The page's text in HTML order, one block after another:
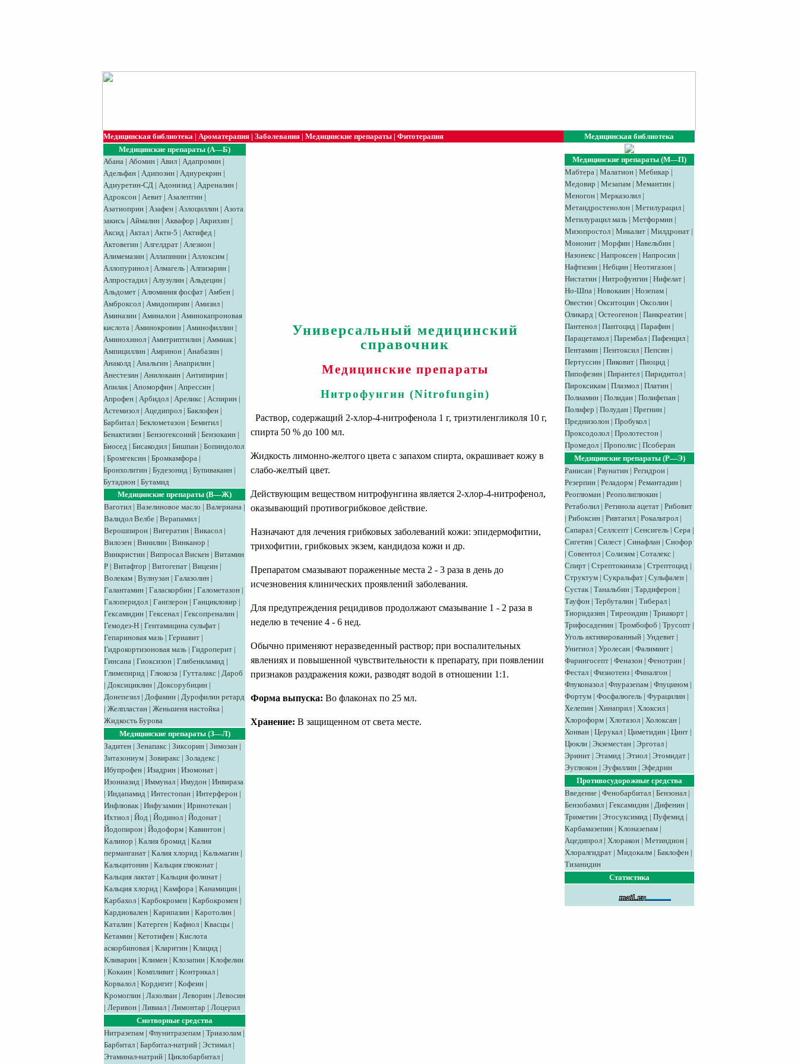
Медицинская библиотека | Ароматерапия | Заболевания | Медицинские препараты | Фитотерапия
Медицинская библиотека
Медицинские препараты (А—Б)
Абана | Абомин | Авил | Адапромин |
Адельфан | Адипозин | Адиурекрин |
Адиуретин-СД | Адонизид | Адреналин |
Адроксон | Аевит | Азалептин |
Азатиоприн | Азафен | Азлоциллин | Азота
закись | Аймалин | Аквафор | Акрихин |
Аксид | Aктaл | Акти-5 | Актифед |
Актовегин | Алгелдрат | Алезион |
Алимемазин | Аллапинин | Аллоксим |
Аллопуринол | Алмагель | Алпизарин |
Алпростадил | Алузулин | Альдецин |
Альдомет | Алюминия фосфат | Амбен |
Амброксол | Амидопирин | Амизил |
Аминазин | Аминалон | Аминокапроновая
кислота | Аминокровин | Аминофиллин |
Аминохинол | Амитриптилин | Аммиак |
Ампициллин | Амринон | Анабазин |
Анаколд | Анальгин | Анаприлин |
Анестезин | Анилокаин | Антипирин |
Апилак | Апоморфин | Апрессин |
Апрофен | Арбидол | Ареликс | Аспирин |
Астемизол | Ацедипрол | Баклофен |
Барбитал | Беклометазон | Бемитил |
Бенактизин | Бензогексоний | Бензокаин |
Биосед | Бисакодил | Бишпан | Бопиндолол
| Бромгексин | Бромкамфора |
Бронхолитин | Будезонид | Бупивакаин |
Бутадион | Бутамид
Медицинские препараты (В—Ж)
Ваготил | Вазелиновое масло | Валериана |
Валидол Велбе | Верапамил |
Верошпирон | Вигератин | Викасол |
Вилозен | Винилин | Винканор |
Винкристин | Випросал Вискен | Витамин
Р | Витафтор | Витогепат | Вицеин |
Волекам | Вулнузан | Галазолин |
Галантамин | Галаскорбин | Галометазон |
Галоперидол | Ганглерон | Ганцикловир |
Гексамидин | Гексенал | Гексопреналин |
Гемодез-Н | Гентамицина сульфат |
Гепариновая мазь | Гериавит |
Гидрокортизоновая мазь | Гидроперит |
Гинсана | Гиоксизон | Глибенкламид |
Глимепирид | Глюкоза | Гутталакс | Дароб
| Доксициклин | Доксорубицин |
Донепезил | Дофамин | Дурофилин ретард
| Желпластан | Женьшеня настойка |
Жидкость Бурова
Медицинские препараты (З—Л)
Задитен | Зенапакс | Зиксорин | Зимозан |
Зитазониум | Зовиракс | Золадекс |
Ибупрофен | Изадрин | Изомонат |
Изониазид | Иммунал | Имудон | Инвираза
| Индапамид | Интестопан | Интерферон |
Инфлювак | Инфузамин | Иринотекан |
Ихтиол | Йод | Йодинол | Йодонат |
Йодопирон | Йодоформ | Кавинтон |
Калинор | Калия бромид | Калия
перманганат | Калия хлорид | Кальмагин |
Кальцитонин | Кальция глюконат |
Кальция лактат | Кальция фолинат |
Кальция хлорид | Камфора | Канамицин |
Карбахол | Карбокромен | Карбокромен |
Кардиовален | Карипазин | Каротолин |
Каталин | Катерген | Кафиол | Квасцы |
Кетамин | Кетотифен | Кислота
аскорбиновая | Кларитин | Клацид |
Кливарин | Климен | Клозапин | Клофелин
| Кокаин | Компливит | Контрикал |
Корвалол | Кордигит | Кофеин |
Кромоглин | Лазолван | Леворин | Левосин
| Леривон | Ливиал | Лимонтар | Лоцерил
Снотворные средства
Нитразепам | Флунитразепам | Триазолам |
Барбитал | Барбитал-натрий | Эстимал |
Этаминал-натрий | Циклобарбитал |
Универсальный медицинский
справочник
Медицинские препараты
Нитрофунгин (Nitrofungin)
Раствор, содержащий 2-хлор-4-нитрофенола 1 г, триэтиленгликоля 10 г,
спирта 50 % до 100 мл.
Жидкость лимонно-желтого цвета с запахом спирта, окрашивает кожу в
слабо-желтый цвет.
Действующим веществом нитрофунгина является 2-хлор-4-нитрофенол,
оказывающий противогрибковое действие.
Назначают для лечения грибковых заболеваний кожи: эпидермофитии,
трихофитии, грибковых экзем, кандидоза кожи и др.
Препаратом смазывают пораженные места 2 - 3 раза в день до
исчезновения клинических проявлений заболевания.
Для предупреждения рецидивов продолжают смазывание 1 - 2 раза в
неделю в течение 4 - 6 нед.
Обычно применяют неразведенный раствор; при воспалительных
явлениях и повышенной чувствительности к препарату, при появлении
признаков раздражения кожи, разводят водой в отношении 1:1.
Форма выпуска: Во флаконах по 25 мл.
Хранение: В защищенном от света месте.
Медицинские препараты (М—П)
Мабтера | Малатион | Мебикар |
Медовир | Meзaпaм | Мемантин |
Меногон | Мерказолил |
Метандростенолон | Метилурацил |
Метилурацил мазь | Метформин |
Мизопростол | Микалит | Милдронат |
Мононит | Морфин | Навельбин |
Назонекс | Напроксен | Напросин |
Нафтизин | Небцин | Неотигазон |
Нистатин | Нитрофунгин | Нифелат |
Но-Шпа | Новокаин | Нозепам |
Овестин | Окситоцин | Оксолин |
Оликард | Остеогенон | Панкреатин |
Пантенол | Пантоцид | Парафин |
Парацетамол | Парембал | Пафенцил |
Пентамин | Пентоксил | Пепсин |
Пертуссин | Пиковит | Пиоцид |
Пипофезин | Пирантел | Пиридитол |
Пироксикам | Плазмол | Платин |
Полиамин | Полидан | Полифепан |
Полифер | Полудан | Прегнин |
Преднизолон | Пробукол |
Проксодолол | Пролотестон |
Промедол | Прополис | Псоберан
Медицинские препараты (Р—Э)
Ранисан | Раунатин | Регидрон |
Резерпин | Реладорм | Ремантадин |
Реоглюман | Реополиглюкин |
Ретаболил | Ретинола ацетат | Рибовит
| Рибоксин | Ривтагил | Рокальтрол |
Сапарал | Селлсепт | Сенсигель | Сера |
Сигетин | Силест | Синафлан | Сиофор
| Совентол | Солизим | Соталекс |
Спирт | Стрептокиназа | Стрептоцид |
Структум | Сукральфат | Сульфален |
Сустак | Танальбин | Тардиферон |
Тауфон | Тербуталин | Тиберал |
Тиоридазин | Тиреоидин | Триакорт |
Трифосаденин | Тромбофоб | Трусопт |
Уголь активированный | Ундевит |
Унитиол | Уролесан | Фалиминт |
Фарингосепт | Феназон | Фенотрин |
Фестал | Физиотенз | Финалгон |
Флуконазол | Флуразепам | Флуцином |
Фортум | Фосфалюгель | Фурацилин |
Хелепин | Хинаприл | Хлоксил |
Хлороформ | Хлотазол | Холоксан |
Хонван | Церукал | Циметидин | Цинт |
Цюкли | Экземестан | Эрготал |
Эринит | Этамид | Этиол | Этомидат |
Эуглюкон | Эуфиллин | Эфедрин
Противосудорожные средства
Введение | Фенобарбитал | Бензонал |
Бензобамил | Гексамидин | Дифенин |
Триметин | Этосуксимид | Пуфемид |
Карбамазепин | Клоназепам |
Ацедипрол | Хлоракон | Метиндион |
Хлоралгидрат | Мидокалм | Баклофен |
Тизанидин
Статистика